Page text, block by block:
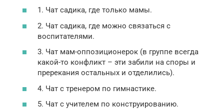
1. Чат садика, где только мамы.
2. Чат садика, где можно связаться с
воспитателями.
3. Чат мам-оппозиционерок (в группе всегда
какой-то конфликт – эти забили на споры и
пререкания остальных и отделились).
4. Чат с тренером по гимнастике.
5. Чат с учителем по конструированию.